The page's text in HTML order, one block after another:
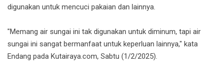
digunakan untuk mencuci pakaian dan lainnya.
"Memang air sungai ini tak digunakan untuk diminum, tapi air
sungai ini sangat bermanfaat untuk keperluan lainnya," kata
Endang pada Kutairaya.com, Sabtu (1/2/2025).